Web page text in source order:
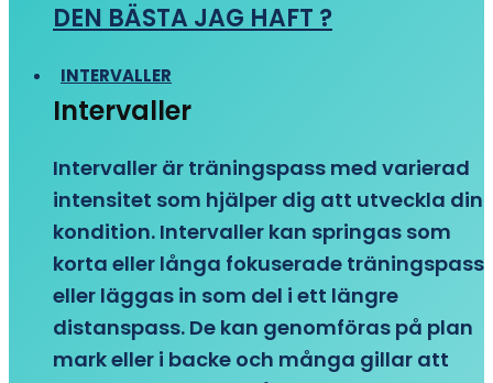
DEN BÄSTA JAG HAFT ?
INTERVALLER
Intervaller
Intervaller är träningspass med varierad
intensitet som hjälper dig att utveckla din
kondition. Intervaller kan springas som
korta eller långa fokuserade träningspass
eller läggas in som del i ett längre
distanspass. De kan genomföras på plan
mark eller i backe och många gillar att